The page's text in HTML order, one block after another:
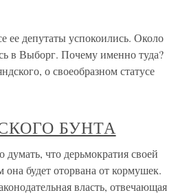
ее депутаты успокоились. Около
в Выборг. Почему именно туда?
о своеобразном статусе
БУНТА
что дерьмократия своей
она будет оторвана от кормушек.
власть, отвечающая